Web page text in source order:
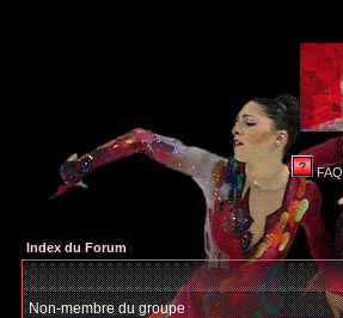
FAQ
Index du Forum
Non-membre du groupe